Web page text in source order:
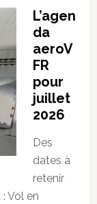
L’agen
da
aeroV
FR
pour
juillet
2026
Des
dates à
retenir
Vol en